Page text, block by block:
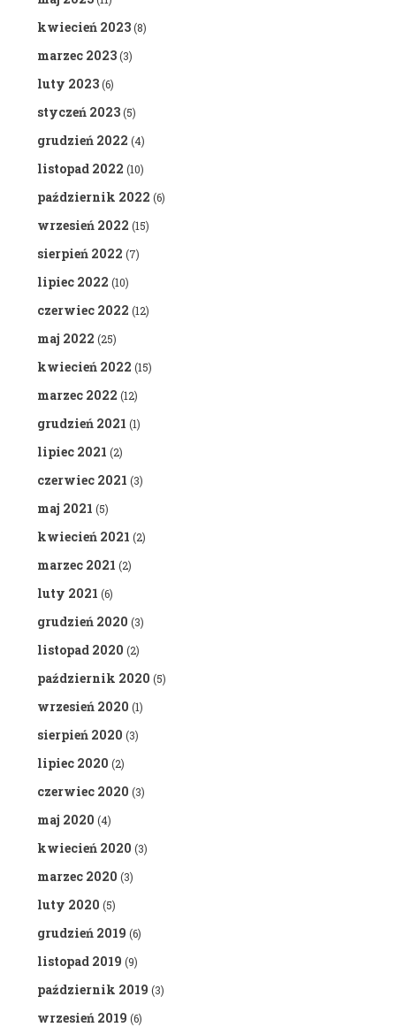
kwiecień 2023(8)
marzec 2023(3)
luty 2023(6)
styczeń 2023(5)
grudzień 2022 (4)
listopad 2022 (10)
październik 2022 (6)
wrzesień 2022 (15)
sierpień 2022 (7)
lipiec 2022 (10)
czerwiec 2022 (12)
maj 2022 (25)
kwiecień 2022 (15)
marzec 2022 (12)
grudzień 2021 (1)
lipiec 2021 (2)
czerwiec 2021 (3)
maj 2021 (5)
kwiecień 2021 (2)
marzec 2021 (2)
luty 2021 (6)
grudzień 2020 (3)
listopad 2020 (2)
październik 2020 (5)
wrzesień 2020 (1)
sierpień 2020 (3)
lipiec 2020 (2)
czerwiec 2020 (3)
maj 2020 (4)
kwiecień 2020 (3)
marzec 2020 (3)
luty 2020 (5)
grudzień 2019 (6)
listopad 2019 (9)
październik 2019 (3)
wrzesień 2019 (6)